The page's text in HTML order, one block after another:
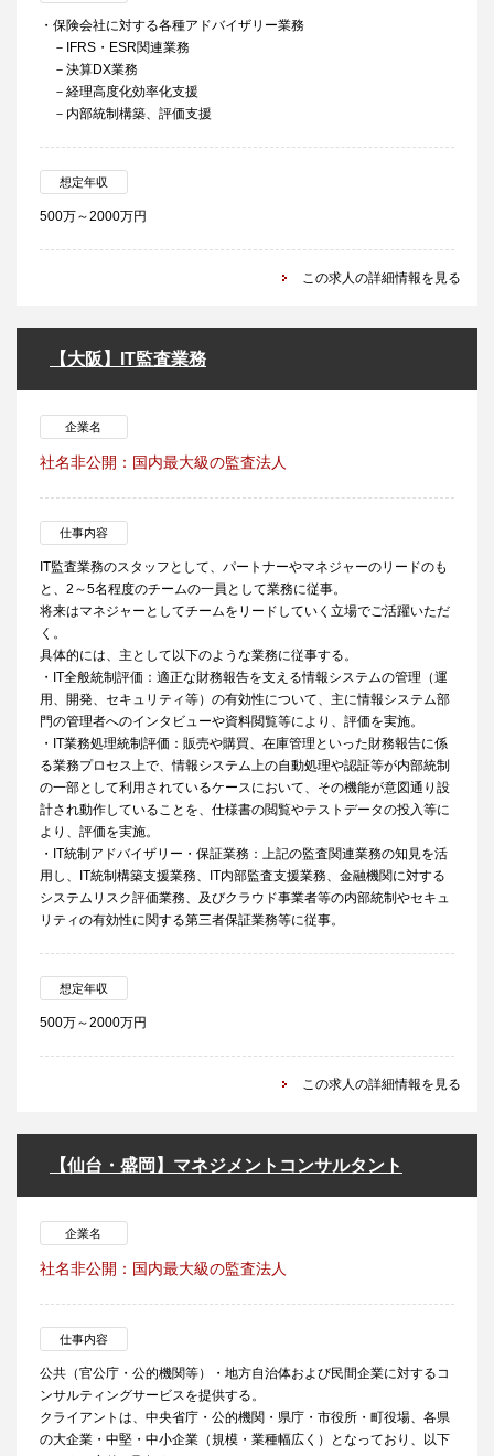
・保険会社に対する各種アドバイザリー業務
－IFRS・ESR関連業務
－決算DX業務
－経理高度化効率化支援
－内部統制構築、評価支援
想定年収
500万～2000万円
この求人の詳細情報を見る
【大阪】IT監査業務
企業名
社名非公開：国内最大級の監査法人
仕事内容
IT監査業務のスタッフとして、パートナーやマネジャーのリードのも
と、2～5名程度のチームの一員として業務に従事。
将来はマネジャーとしてチームをリードしていく立場でご活躍いただ
く。
具体的には、主として以下のような業務に従事する。
・IT全般統制評価：適正な財務報告を支える情報システムの管理（運
用、開発、セキュリティ等）の有効性について、主に情報システム部
門の管理者へのインタビューや資料閲覧等により、評価を実施。
・IT業務処理統制評価：販売や購買、在庫管理といった財務報告に係
る業務プロセス上で、情報システム上の自動処理や認証等が内部統制
の一部として利用されているケースにおいて、その機能が意図通り設
計され動作していることを、仕様書の閲覧やテストデータの投入等に
より、評価を実施。
・IT統制アドバイザリー・保証業務：上記の監査関連業務の知見を活
用し、IT統制構築支援業務、IT内部監査支援業務、金融機関に対する
システムリスク評価業務、及びクラウド事業者等の内部統制やセキュ
リティの有効性に関する第三者保証業務等に従事。
想定年収
500万～2000万円
この求人の詳細情報を見る
【仙台・盛岡】マネジメントコンサルタント
企業名
社名非公開：国内最大級の監査法人
仕事内容
公共（官公庁・公的機関等）・地方自治体および民間企業に対するコ
ンサルティングサービスを提供する。
クライアントは、中央省庁・公的機関・県庁・市役所・町役場、各県
の大企業・中堅・中小企業（規模・業種幅広く）となっており、以下